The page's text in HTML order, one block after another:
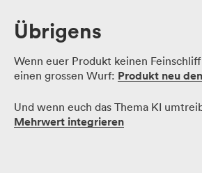
Übrigens
Wenn euer Produkt keinen
einen grossen Wurf: Produkt neu
Und wenn euch das Thema KI
Mehrwert integrieren